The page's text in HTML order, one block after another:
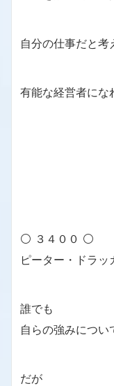
自分の仕事だと考
有能な経営者にな
⚪ ３４００ ⚪
ピーター・ドラッ
誰でも
自らの強みについ
だが